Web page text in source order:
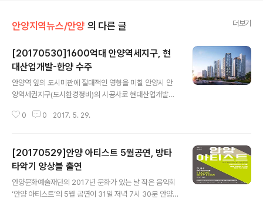
안양지역뉴스/안양 의 다른 글 더보기
[20170530]1600억대 안양역세지구, 현
대산업개발-한양 수주
안양역 앞의 도시미관에 절대적인 영향을 미칠 안양시 안
양역세권지구(도시환경정비)의 시공사로 현대산업개발과
사업조합(조합장 이종구)은 지난 27일 오후 2시 안양 왕궁
산업개발-한양 컴소시엄(프리미엄사업단)과 기호 2번 한
라 가운데 ‘프리미엄사업단’이 다수 조합원들의 지지를 받
아 안양역세권지구 도시환경정비사업의 시공권(지분 현대
산업개발 60%, 한양 40%)을 따냈다. 안양역세권지구 도
0 0 2017. 5. 29.
[20170529]안양 아티스트 5월공연, 방타
타악기 앙상블 출연
안양문화예술재단의 2017년 문화가 있는 날 작은 음악회
‘안양 아티스트’의 5월 공연이 31일 저녁 7시 30분 안양